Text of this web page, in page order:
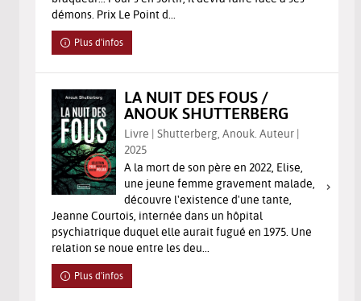
démons. Prix Le Point d...
Plus d'infos
LA NUIT DES FOUS /
ANOUK SHUTTERBERG
Livre | Shutterberg, Anouk. Auteur |
2025
A la mort de son père en 2022, Elise,
une jeune femme gravement malade,
découvre l'existence d'une tante,
Jeanne Courtois, internée dans un hôpital
psychiatrique duquel elle aurait fugué en 1975. Une
relation se noue entre les deu...
Plus d'infos